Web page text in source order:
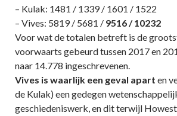
– Kulak: 1481 / 1339 / 1601 / 1522
– Vives: 5819 / 5681 / 9516 / 10232
Voor wat de totalen betreft is de
voorwaarts gebeurd tussen 2017 en
naar 14.778 ingeschrevenen.
Vives is waarlijk een geval apart en
de Kulak) een gedegen
geschiedeniswerk, en dit terwijl